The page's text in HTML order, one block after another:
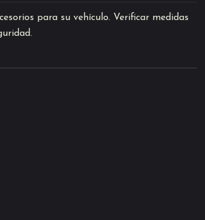
para su vehículo. Verificar medidas